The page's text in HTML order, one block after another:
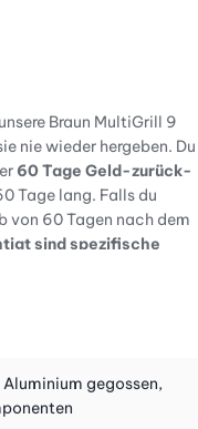
Braun MultiGrill 9
nie wieder hergeben. Du
60 Tage Geld-zurück-
Tage lang. Falls du
von 60 Tagen nach dem
sind spezifische
gegossen,